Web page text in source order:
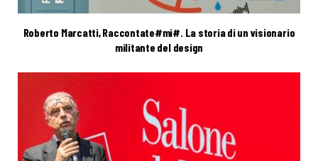
Roberto Marcatti, Raccontate#mi#. La storia di un visionario
militante del design